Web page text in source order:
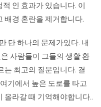
인 효과가 있습니다. 이
배경 혼란을 제거합니다.
단 하나의 문제가있다. 내
사람들이 그들의 생활 환
는 최고의 질문입니다. 결
기에서 높은 도로를 타고
올라갈 때 기억해야합니다..